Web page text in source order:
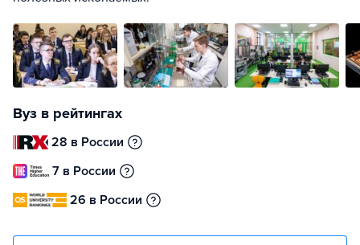
Вуз в рейтингах
28 в России
7 в России
26 в России